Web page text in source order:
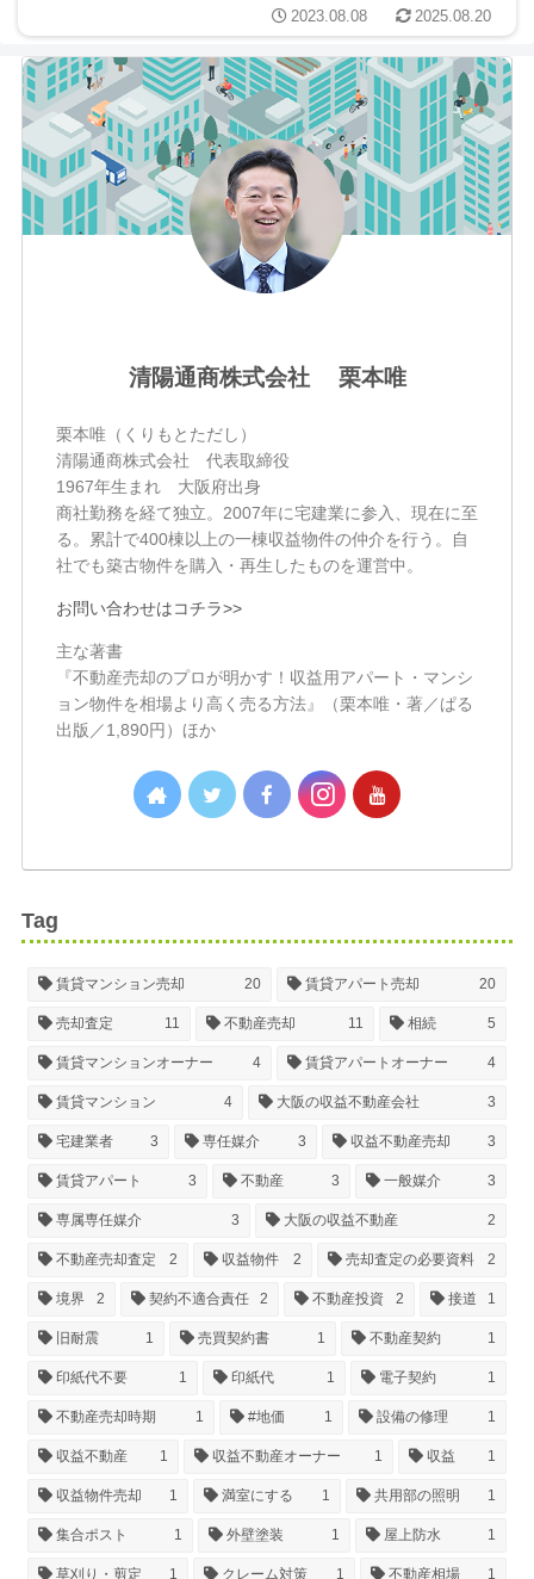
2023.08.08 2025.08.20
清陽通商株式会社 栗本唯
栗本唯（くりもとただし）
清陽通商株式会社 代表取締役
1967年生まれ 大阪府出身
商社勤務を経て独立。2007年に宅建業に参入、現在に至
る。累計で400棟以上の一棟収益物件の仲介を行う。自
社でも築古物件を購入・再生したものを運営中。
お問い合わせはコチラ>>
主な著書
『不動産売却のプロが明かす！収益用アパート・マンシ
ョン物件を相場より高く売る方法』（栗本唯・著／ぱる
出版／1,890円）ほか
Tag
賃貸マンション売却 20 賃貸アパート売却 20
売却査定 11 不動産売却 11 相続 5
賃貸マンションオーナー 4 賃貸アパートオーナー 4
賃貸マンション 4 大阪の収益不動産会社 3
宅建業者 3 専任媒介 3 収益不動産売却 3
賃貸アパート 3 不動産 3 一般媒介 3
専属専任媒介 3 大阪の収益不動産 2
不動産売却査定 2 収益物件 2 売却査定の必要資料 2
境界 2 契約不適合責任 2 不動産投資 2 接道 1
旧耐震 1 売買契約書 1 不動産契約 1
印紙代不要 1 印紙代 1 電子契約 1
不動産売却時期 1 #地価 1 設備の修理 1
収益不動産 1 収益不動産オーナー 1 収益 1
収益物件売却 1 満室にする 1 共用部の照明 1
集合ポスト 1 外壁塗装 1 屋上防水 1
草刈り・剪定 1 クレーム対策 1 不動産相場 1